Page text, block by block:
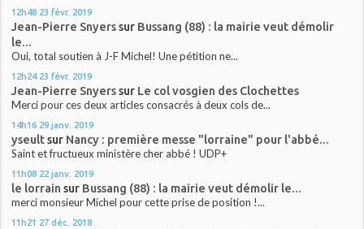
12h48 23 févr. 2019
Jean-Pierre Snyerssur Bussang (88) : la mairie veut démolir
le...
Oui, total soutien à J-F Michel! Une pétition ne...
12h24 23 févr. 2019
Jean-Pierre Snyerssur Le col vosgien des Clochettes
Merci pour ces deux articles consacrés à deux cols de...
14h16 29 janv. 2019
yseultsur Nancy : première messe "lorraine" pour l'abbé...
Saint et fructueux ministère cher abbé ! UDP+
11h08 22 janv. 2019
le lorrain sur Bussang (88) : la mairie veut démolir le...
merci monsieur Michel pour cette prise de position !...
11h21 27 déc. 2018